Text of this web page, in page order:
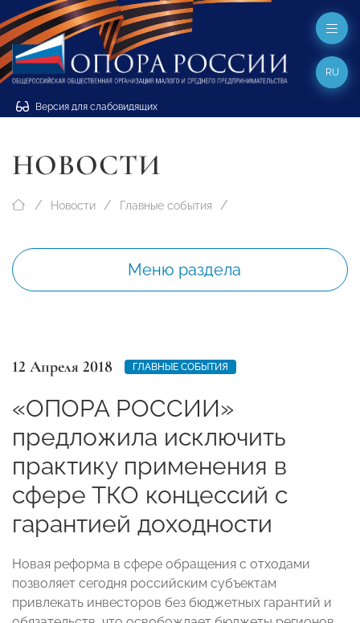
Версия для слабовидящих
RU
НОВОСТИ
Новости Главные события
Меню раздела
12 Апреля 2018 ГЛАВНЫЕ СОБЫТИЯ
«ОПОРА РОССИИ»
предложила исключить
практику применения в
сфере ТКО концессий с
гарантией доходности
Новая реформа в сфере обращения с отходами
позволяет сегодня российским субъектам
привлекать инвесторов без бюджетных гарантий и